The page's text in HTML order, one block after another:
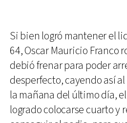
Si bien logró mantener el
64, Oscar Mauricio Franco
debió frenar para poder
desperfecto, cayendo así
la mañana del último día,
logrado colocarse cuarto y